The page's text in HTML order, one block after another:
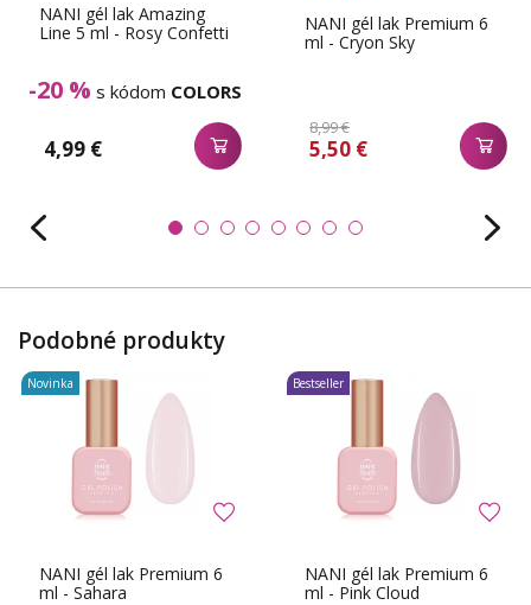
NANI gél lak Amazing
Line 5 ml - Rosy Confetti
-20 % s kódom COLORS
4,99 €
NANI gél lak Premium 6
ml - Cryon Sky
8,99 €
5,50 €
Podobné produkty
NANI gél lak Premium 6
ml - Sahara
Novinka
NANI gél lak Premium 6
ml - Pink Cloud
Bestseller